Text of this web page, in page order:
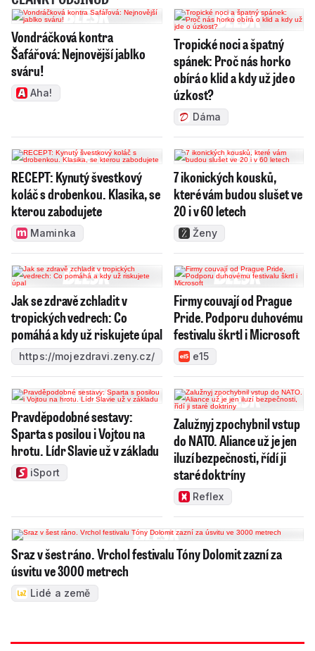
Vondráčková kontra
Šafářová: Nejnovější jablko
sváru!
Aha!
Tropické noci a špatný
spánek: Proč nás horko
obírá o klid a kdy už jde o
úzkost?
Dáma
RECEPT: Kynutý švestkový
koláč s drobenkou. Klasika, se
kterou zabodujete
Maminka
7 ikonických kousků,
které vám budou slušet ve
20 i v 60 letech
Ženy
Jak se zdravě zchladit v
tropických vedrech: Co
pomáhá a kdy už riskujete úpal
https://mojezdravi.zeny.cz/
Firmy couvají od Prague
Pride. Podporu duhovému
festivalu škrtl i Microsoft
e15
Pravděpodobné sestavy:
Sparta s posilou i Vojtou na
hrotu. Lídr Slavie už v základu
iSport
Zalužnyj zpochybnil vstup
do NATO. Aliance už je jen
iluzí bezpečnosti, řídí ji
staré doktríny
Reflex
Sraz v šest ráno. Vrchol festivalu Tóny Dolomit zazní za
úsvitu ve 3000 metrech
Lidé a země